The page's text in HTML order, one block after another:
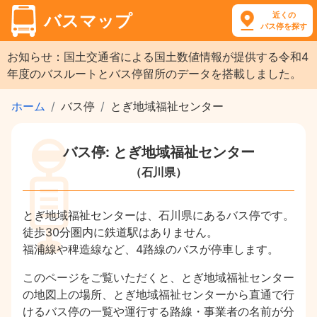
バスマップ
近くの
バス停を探す
お知らせ：国土交通省による国土数値情報が提供する令和4
年度のバスルートとバス停留所のデータを搭載しました。
ホーム バス停 とぎ地域福祉センター
バス停: とぎ地域福祉センター
（石川県）
とぎ地域福祉センターは、石川県にあるバス停です。
徒歩30分圏内に鉄道駅はありません。
福浦線や稗造線など、4路線のバスが停車します。
このページをご覧いただくと、とぎ地域福祉センター
の地図上の場所、とぎ地域福祉センターから直通で行
けるバス停の一覧や運行する路線・事業者の名前が分